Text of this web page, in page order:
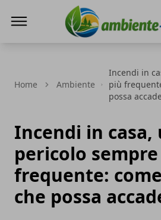
Home Ambiente
Incendi in
più
possa
Incendi in casa,
pericolo
frequente:
che possa